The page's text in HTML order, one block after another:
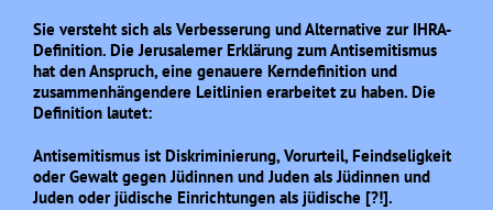
Sie versteht sich als Verbesserung und Alternative zur IHRA-
Definition. Die Jerusalemer Erklärung zum Antisemitismus
hat den Anspruch, eine genauere Kerndefinition und
zusammenhängendere Leitlinien erarbeitet zu haben. Die
Definition lautet:
Antisemitismus ist Diskriminierung, Vorurteil, Feindseligkeit
oder Gewalt gegen Jüdinnen und Juden als Jüdinnen und
Juden oder jüdische Einrichtungen als jüdische [?!].